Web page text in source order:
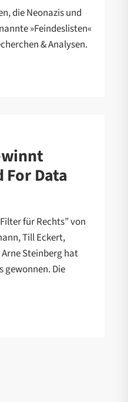
die Neonazis und
»Feindeslisten«
& Analysen.
For Data
für Rechts” von
Till Eckert,
Steinberg hat
gewonnen. Die